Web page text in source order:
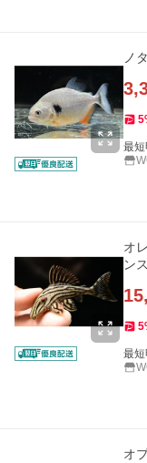
ノ
5
最
オ
ン
5
最
オ